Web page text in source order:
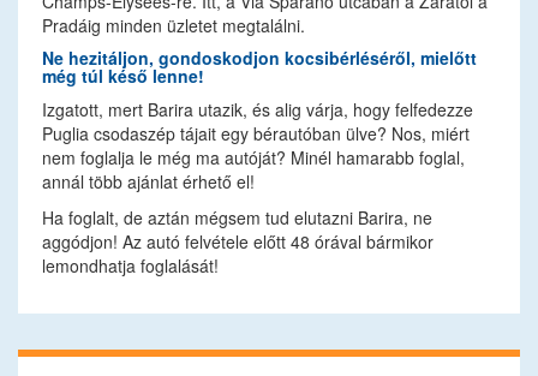
Pradáig minden üzletet megtalálni.
Ne hezitáljon, gondoskodjon kocsibérléséről, mielőtt
még túl késő lenne!
Izgatott, mert Barira utazik, és alig várja, hogy felfedezze
Puglia csodaszép tájait egy bérautóban ülve? Nos, miért
nem foglalja le még ma autóját? Minél hamarabb foglal,
annál több ajánlat érhető el!
Ha foglalt, de aztán mégsem tud elutazni Barira, ne
aggódjon! Az autó felvétele előtt 48 órával bármikor
lemondhatja foglalását!